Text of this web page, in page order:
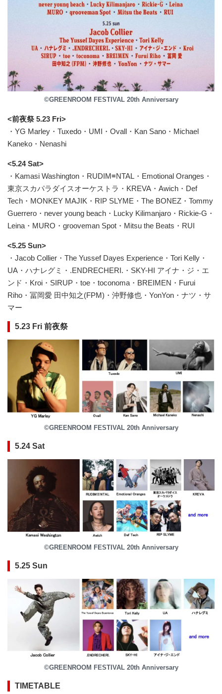
©GREENROOM FESTIVAL 20th Anniversary
<前夜祭 5.23 Fri>
・YG Marley・Tuxedo・UMI・Ovall・Kan Sano・Michael
Kaneko・Nenashi
<5.24 Sat>
・Kamasi Washington・RUDIM≡NTAL・Emotional Oranges・
東京スカパラダイスオーケストラ・KREVA・Awich・Def
Tech・MONKEY MAJIK・RIP SLYME・The BONEZ・Tommy
Guerrero・never young beach・Lucky Kilimanjaro・Rickie-G・
Leina・MURO・grooveman Spot・Mitsu the Beats・RUI
<5.25 Sun>
・Jacob Collier・The Yussef Dayes Experience・Tori Kelly・
UA・ハナレグミ・.ENDRECHERI.・SKY-HI アイナ・ジ・エ
ンド・Kroi・SIRUP・toe・toconoma・BREIMEN・Furui
Riho・冨岡愛 田中知之(FPM)・沖野修也・YonYon・ナツ・サ
マー
5.23 Fri 前夜祭
©GREENROOM FESTIVAL 20th Anniversary
5.24 Sat
©GREENROOM FESTIVAL 20th Anniversary
5.25 Sun
©GREENROOM FESTIVAL 20th Anniversary
TIMETABLE